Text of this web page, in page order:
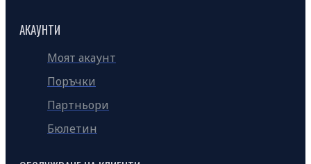
АКАУНТИ
Моят акаунт
Поръчки
Партньори
Бюлетин